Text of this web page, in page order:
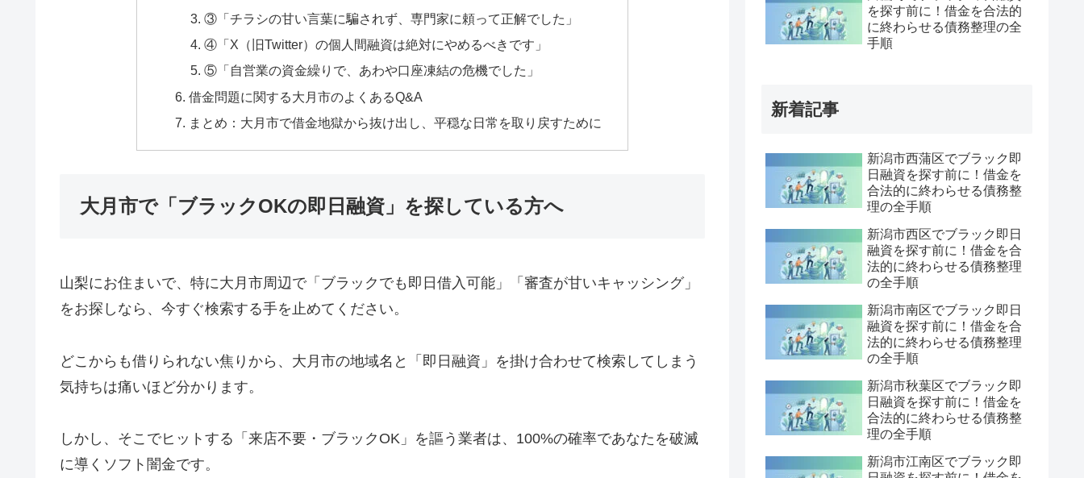
③「チラシの甘い言葉に騙されず、専門家に頼って正解でした」
④「X（旧Twitter）の個人間融資は絶対にやめるべきです」
⑤「自営業の資金繰りで、あわや口座凍結の危機でした」
借金問題に関する大月市のよくあるQ&A
まとめ：大月市で借金地獄から抜け出し、平穏な日常を取り戻すために
大月市で「ブラックOKの即日融資」を探している方へ
山梨にお住まいで、特に大月市周辺で「ブラックでも即日借入可能」「審査が甘いキャッシング」
をお探しなら、今すぐ検索する手を止めてください。
どこからも借りられない焦りから、大月市の地域名と「即日融資」を掛け合わせて検索してしまう
気持ちは痛いほど分かります。
しかし、そこでヒットする「来店不要・ブラックOK」を謳う業者は、100%の確率であなたを破滅
に導くソフト闇金です。
を探す前に！借金を合法的
に終わらせる債務整理の全
手順
新着記事
新潟市西蒲区でブラック即
日融資を探す前に！借金を
合法的に終わらせる債務整
理の全手順
新潟市西区でブラック即日
融資を探す前に！借金を合
法的に終わらせる債務整理
の全手順
新潟市南区でブラック即日
融資を探す前に！借金を合
法的に終わらせる債務整理
の全手順
新潟市秋葉区でブラック即
日融資を探す前に！借金を
合法的に終わらせる債務整
理の全手順
新潟市江南区でブラック即